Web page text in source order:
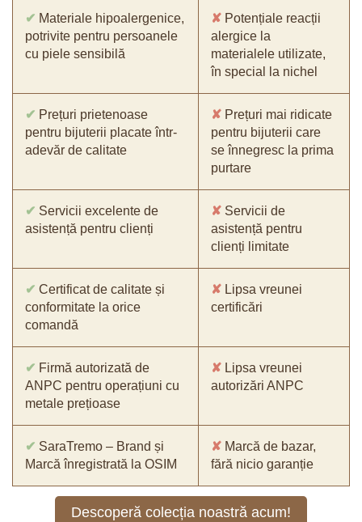
✔ Materiale hipoalergenice,
potrivite pentru persoanele
cu piele sensibilă
✘ Potențiale reacții
alergice la
materialele utilizate,
în special la nichel
✔ Prețuri prietenoase
pentru bijuterii placate într-
adevăr de calitate
✘ Prețuri mai ridicate
pentru bijuterii care
se înnegresc la prima
purtare
✔ Servicii excelente de
asistență pentru clienți
✘ Servicii de
asistență pentru
clienți limitate
✔ Certificat de calitate și
conformitate la orice
comandă
✘ Lipsa vreunei
certificări
✔ Firmă autorizată de
ANPC pentru operațiuni cu
metale prețioase
✘ Lipsa vreunei
autorizări ANPC
✔ SaraTremo – Brand și
Marcă înregistrată la OSIM
✘ Marcă de bazar,
fără nicio garanție
Descoperă colecția noastră acum!